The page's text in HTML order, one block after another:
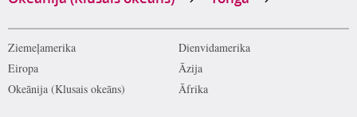
Ziemeļamerika
Dienvidamerika
Eiropa
Āzija
Okeānija (Klusais okeāns)
Āfrika